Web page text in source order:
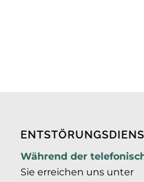
Während der
Sie erreichen uns unter